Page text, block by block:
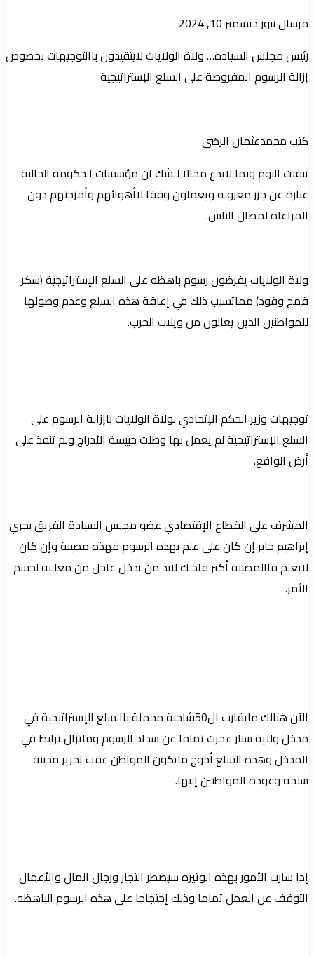
مرسال نيوزأرسل
إلكترونيا
ديسمبر 10, 2024
رئيس مجلس السيادة… ولاة الولايات لايتقيدون باالتوجيهات بخصوص
إزالة الرسوم المفروضة على السلع الإستراتيجية
كتب محمدعثمان الرضى
تيقنت اليوم وبما لايدع مجالا للشك ان مؤسسات الحكومه الحالية
عبارة عن جزر معزوله ويعملون وفقا لاأهوائهم وأمزجتهم دون
المراعاة لمصال الناس.
ولاة الولايات يفرضون رسوم باهظه على السلع الإستراتيجية (سكر
قمح وقود) مماتسبب ذلك في إعاقة هذه السلع وعدم وصولها
للمواطنين الذين يعانون من ويلات الحرب.
توجيهات وزير الحكم الإتحادي لولاة الولايات باإزالة الرسوم على
السلع الإستراتيجية لم يعمل بها وظلت حبيسة الأدراج ولم تنفذ على
أرض الواقع.
المشرف على القطاع الإقتصادي عضو مجلس السيادة الفريق بحري
إبراهيم جابر إن كان على علم بهذه الرسوم فهذه مصيبة وإن كان
لايعلم فاالمصيبة أكبر فلذلك لابد من تدخل عاجل من معاليه لحسم
الأمر.
الآن هنالك مايقارب ال50شاحنة محملة باالسلع الإستراتيجية في
مدخل ولاية سنار عجزت تماما عن سداد الرسوم وماتزال ترابط في
المدخل وهذه السلع أحوج مايكون المواطن عقب تحرير مدينة
سنجه وعودة المواطنين إليها.
إذا سارت الأمور بهذه الوتيره سيضطر التجار ورجال المال والأعمال
التوقف عن العمل تماما وذلك إحتجاجا على هذه الرسوم الباهظه.